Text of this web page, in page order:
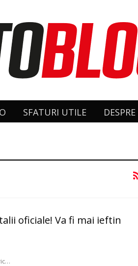
SFATURI UTILE
oficiale! Va fi mai ieftin
…